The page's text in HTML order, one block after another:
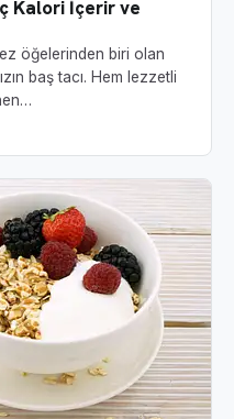
Kalori İçerir ve
öğelerinden biri olan
baş tacı. Hem lezzetli